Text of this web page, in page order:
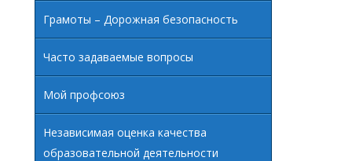
Грамоты – Дорожная безопасность
Часто задаваемые вопросы
Мой профсоюз
Независимая оценка качества
образовательной деятельности